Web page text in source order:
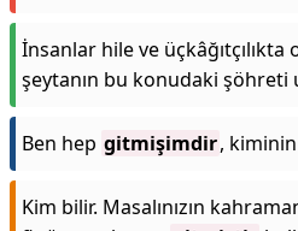
İnsanlar hile ve
şeytanın bu konudaki şöhreti
Ben hep gitmişimdir,
Kim bilir. Masalınızın